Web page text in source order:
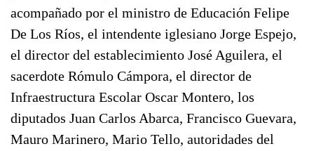
acompañado por el ministro de Educación Felipe
De Los Ríos, el intendente iglesiano Jorge Espejo,
el director del establecimiento José Aguilera, el
sacerdote Rómulo Cámpora, el director de
Infraestructura Escolar Oscar Montero, los
diputados Juan Carlos Abarca, Francisco Guevara,
Mauro Marinero, Mario Tello, autoridades del